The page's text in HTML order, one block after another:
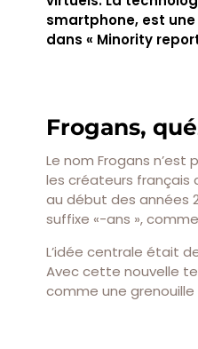
smartphone, est
dans « Minority
Frogans,
Le nom Frogans
les créateurs français
au début des années
suffixe «-ans »,
L’idée centrale était
Avec cette nouvelle
comme une